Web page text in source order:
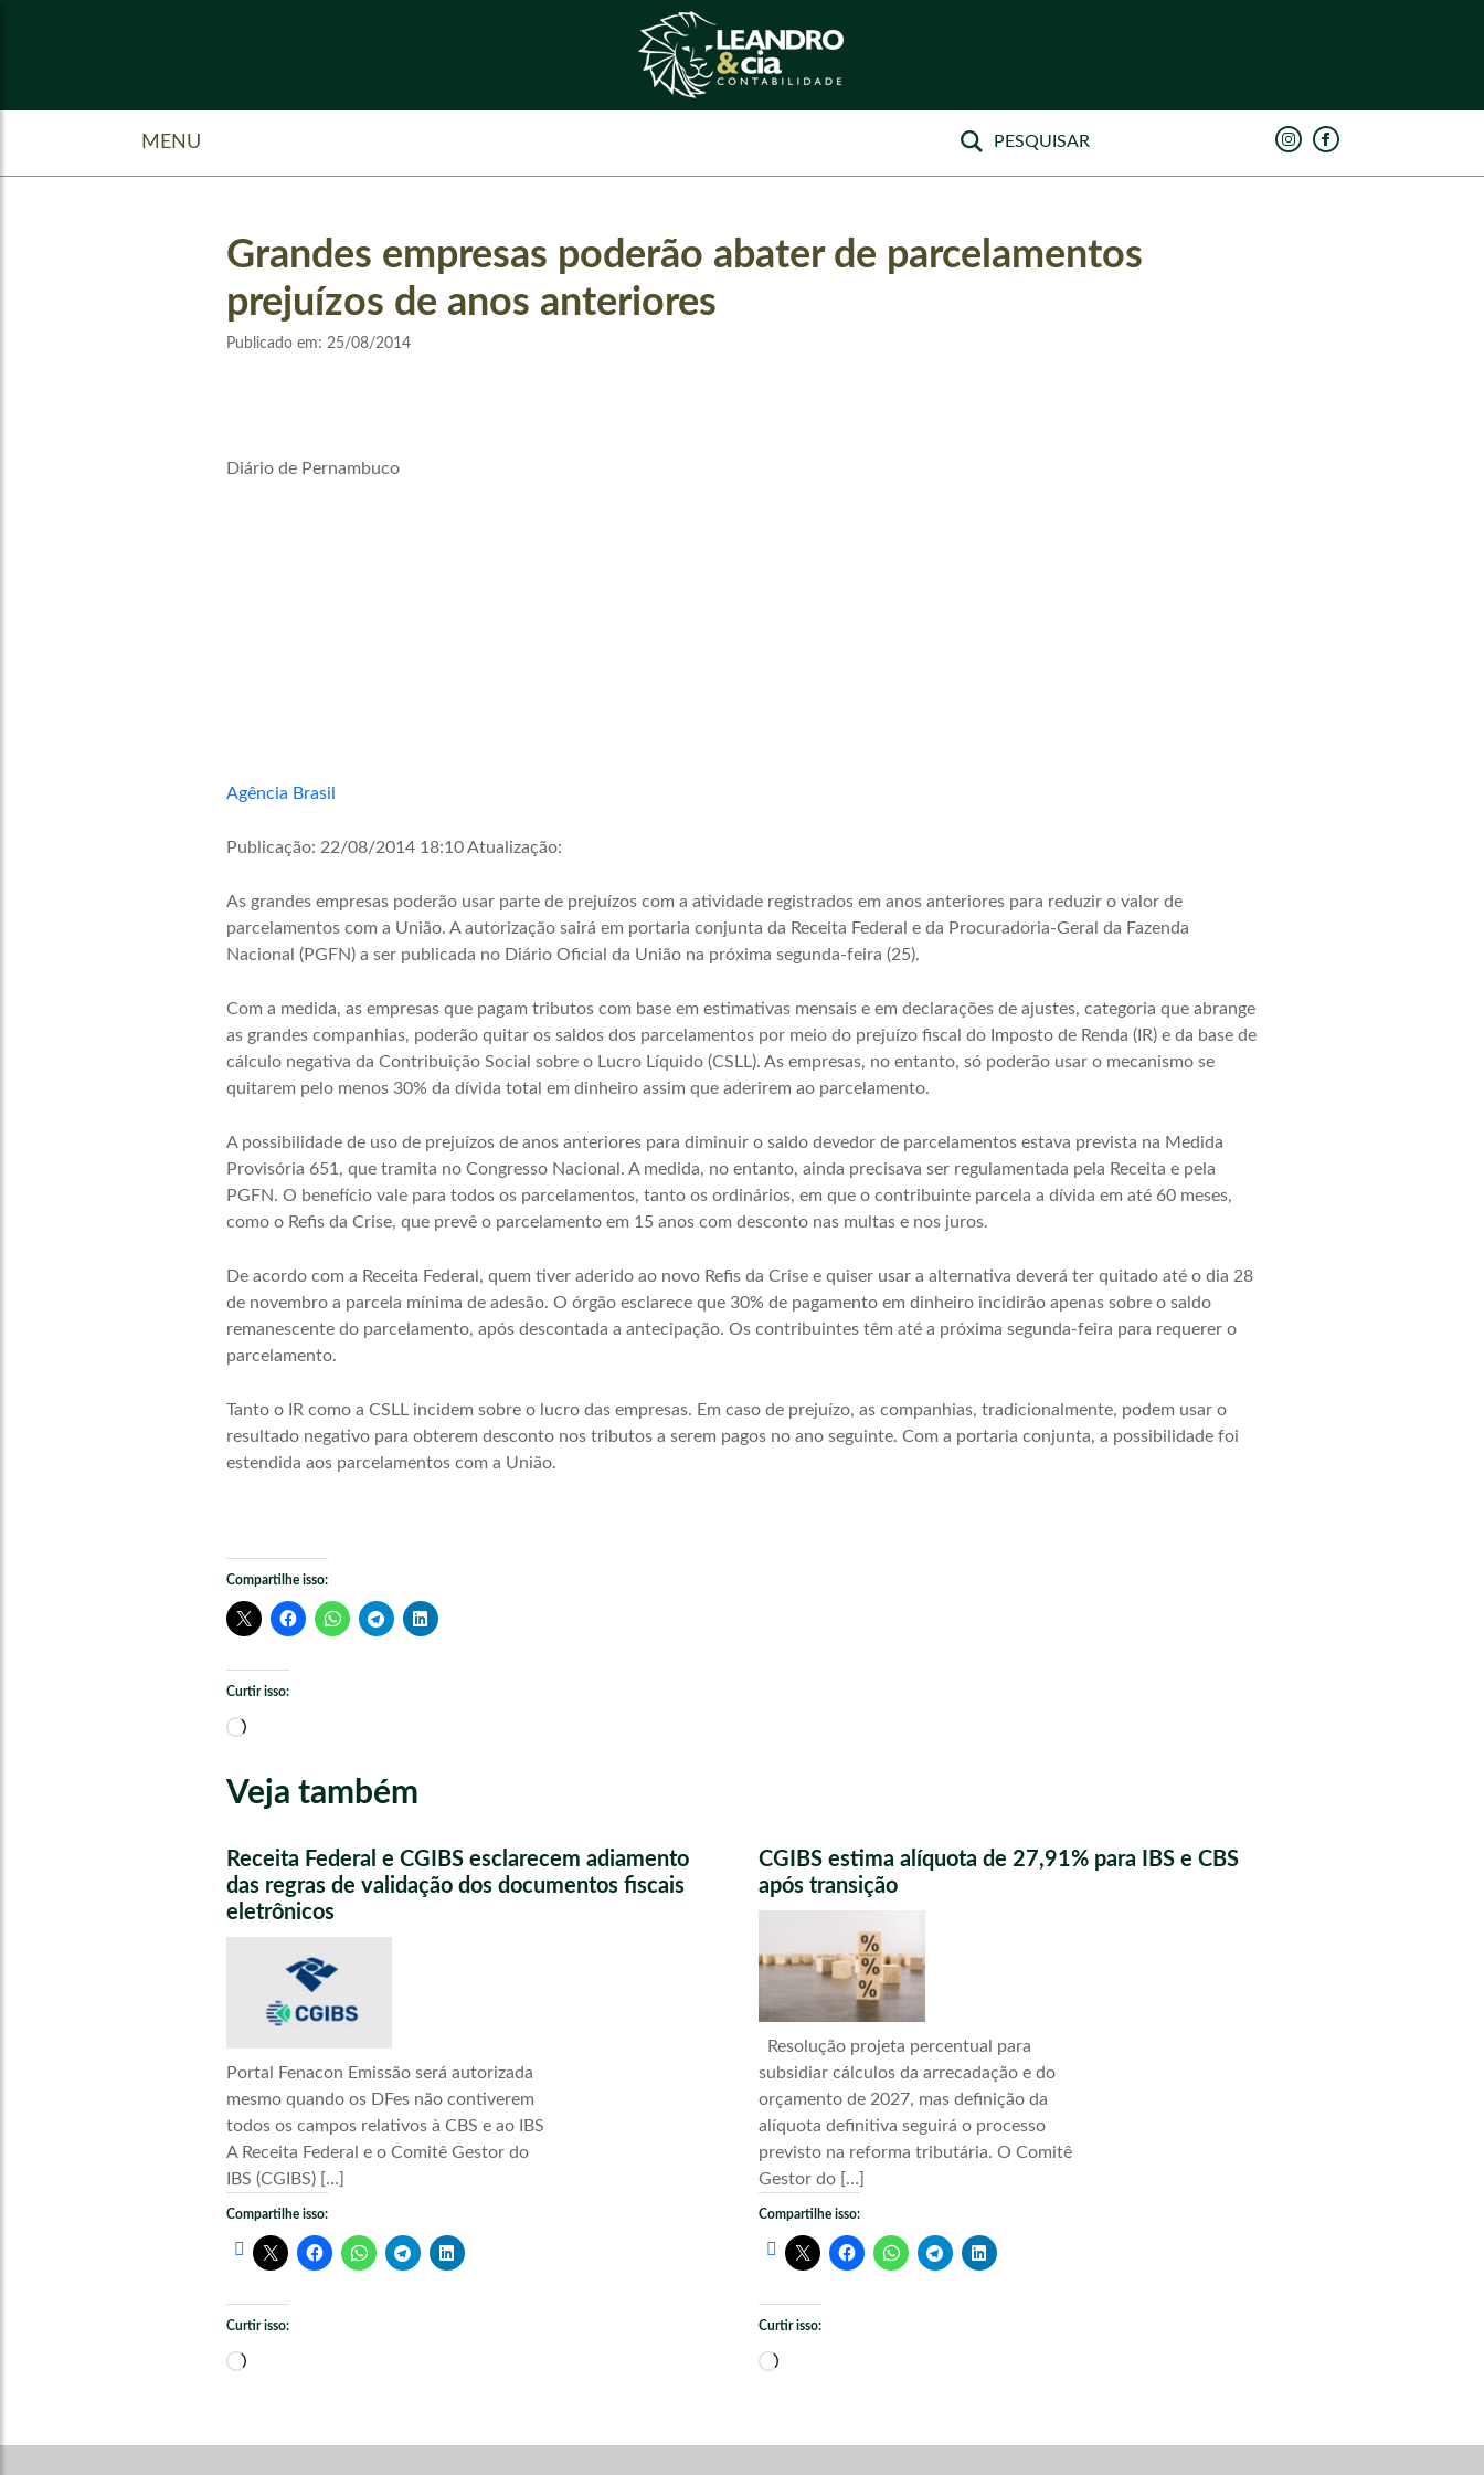
MENU
Grandes empresas poderão abater de parcelamentos
prejuízos de anos anteriores
Publicado em: 25/08/2014
Diário de Pernambuco
Agência Brasil
Publicação: 22/08/2014 18:10Atualização:
As grandes empresas poderão usar parte de prejuízos com a atividade registrados em anos anteriores para reduzir o valor de
parcelamentos com a União. A autorização sairá em portaria conjunta da Receita Federal e da Procuradoria-Geral da Fazenda
Nacional (PGFN) a ser publicada no Diário Oficial da União na próxima segunda-feira (25).
Com a medida, as empresas que pagam tributos com base em estimativas mensais e em declarações de ajustes, categoria que abrange
as grandes companhias, poderão quitar os saldos dos parcelamentos por meio do prejuízo fiscal do Imposto de Renda (IR) e da base de
cálculo negativa da Contribuição Social sobre o Lucro Líquido (CSLL). As empresas, no entanto, só poderão usar o mecanismo se
quitarem pelo menos 30% da dívida total em dinheiro assim que aderirem ao parcelamento.
A possibilidade de uso de prejuízos de anos anteriores para diminuir o saldo devedor de parcelamentos estava prevista na Medida
Provisória 651, que tramita no Congresso Nacional. A medida, no entanto, ainda precisava ser regulamentada pela Receita e pela
PGFN. O benefício vale para todos os parcelamentos, tanto os ordinários, em que o contribuinte parcela a dívida em até 60 meses,
como o Refis da Crise, que prevê o parcelamento em 15 anos com desconto nas multas e nos juros.
De acordo com a Receita Federal, quem tiver aderido ao novo Refis da Crise e quiser usar a alternativa deverá ter quitado até o dia 28
de novembro a parcela mínima de adesão. O órgão esclarece que 30% de pagamento em dinheiro incidirão apenas sobre o saldo
remanescente do parcelamento, após descontada a antecipação. Os contribuintes têm até a próxima segunda-feira para requerer o
parcelamento.
Tanto o IR como a CSLL incidem sobre o lucro das empresas. Em caso de prejuízo, as companhias, tradicionalmente, podem usar o
resultado negativo para obterem desconto nos tributos a serem pagos no ano seguinte. Com a portaria conjunta, a possibilidade foi
estendida aos parcelamentos com a União.
Compartilhe isso:
Curtir isso:
Carregando...
Veja também
Receita Federal e CGIBS esclarecem adiamento
das regras de validação dos documentos fiscais
eletrônicos
Portal Fenacon Emissão será autorizada
mesmo quando os DFes não contiverem
todos os campos relativos à CBS e ao IBS
A Receita Federal e o Comitê Gestor do
IBS (CGIBS) […]
Compartilhe isso:
Curtir isso:
Carregando...
CGIBS estima alíquota de 27,91% para IBS e CBS
após transição
Resolução projeta percentual para
subsidiar cálculos da arrecadação e do
orçamento de 2027, mas definição da
alíquota definitiva seguirá o processo
previsto na reforma tributária. O Comitê
Gestor do […]
Compartilhe isso:
Curtir isso:
Carregando...